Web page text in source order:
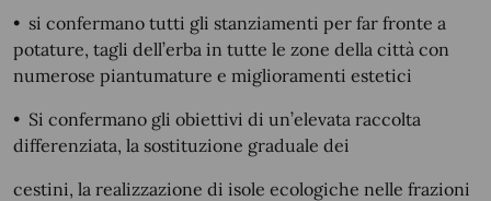
• si confermano tutti gli stanziamenti per far fronte a
potature, tagli dell’erba in tutte le zone della città con
numerose piantumature e miglioramenti estetici
• Si confermano gli obiettivi di un’elevata raccolta
differenziata, la sostituzione graduale dei
cestini, la realizzazione di isole ecologiche nelle frazioni